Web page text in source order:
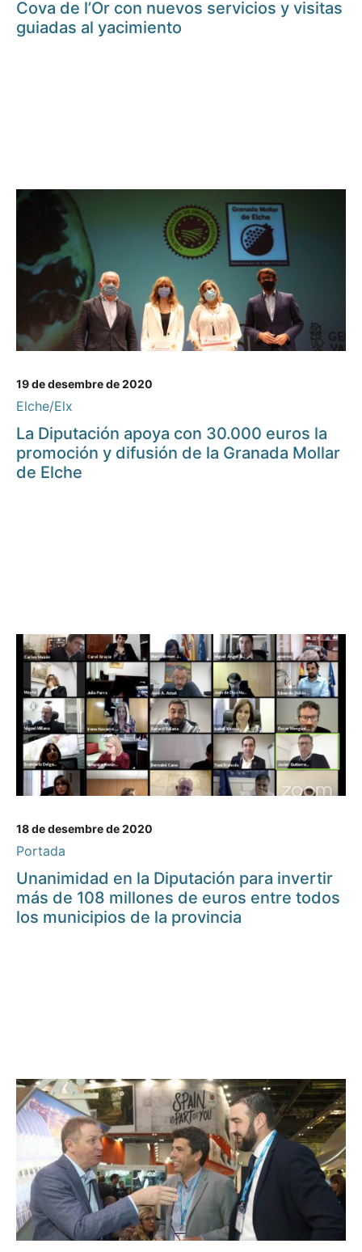
Cova de l’Or con nuevos servicios y visitas
guiadas al yacimiento
19 de desembre de 2020
Elche/Elx
La Diputación apoya con 30.000 euros la
promoción y difusión de la Granada Mollar
de Elche
18 de desembre de 2020
Portada
Unanimidad en la Diputación para invertir
más de 108 millones de euros entre todos
los municipios de la provincia